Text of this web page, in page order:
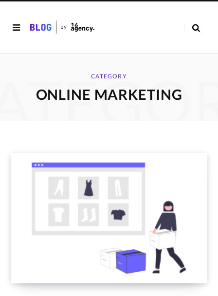
CATEGORY
ONLINE MARKETING